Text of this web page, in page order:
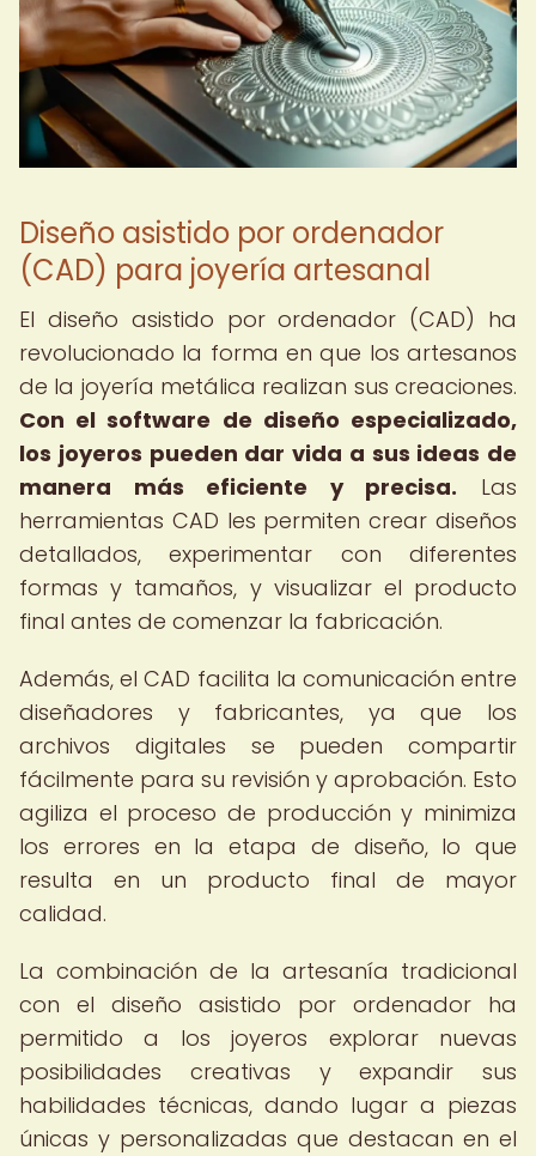
Diseño asistido por ordenador
(CAD) para joyería artesanal
El diseño asistido por ordenador (CAD) ha
revolucionado la forma en que los artesanos
de la joyería metálica realizan sus creaciones.
Con el software de diseño especializado,
los joyeros pueden dar vida a sus ideas de
manera más eficiente y precisa. Las
herramientas CAD les permiten crear diseños
detallados, experimentar con diferentes
formas y tamaños, y visualizar el producto
final antes de comenzar la fabricación.
Además, el CAD facilita la comunicación entre
diseñadores y fabricantes, ya que los
archivos digitales se pueden compartir
fácilmente para su revisión y aprobación. Esto
agiliza el proceso de producción y minimiza
los errores en la etapa de diseño, lo que
resulta en un producto final de mayor
calidad.
La combinación de la artesanía tradicional
con el diseño asistido por ordenador ha
permitido a los joyeros explorar nuevas
posibilidades creativas y expandir sus
habilidades técnicas, dando lugar a piezas
únicas y personalizadas que destacan en el